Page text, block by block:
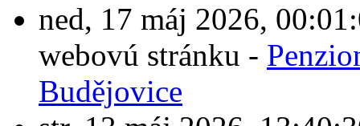
ned, 17 máj 2026,
webovú stránku -
Budějovice